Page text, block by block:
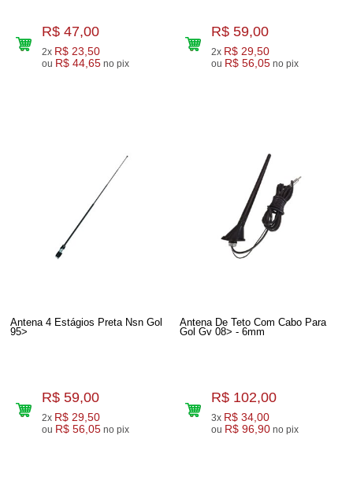
R$ 47,00
2x R$ 23,50
ou R$ 44,65 no pix
R$ 59,00
2x R$ 29,50
ou R$ 56,05 no pix
Antena 4 Estágios Preta Nsn Gol
95>
R$ 59,00
2x R$ 29,50
ou R$ 56,05 no pix
Antena De Teto Com Cabo Para
Gol Gv 08> - 6mm
R$ 102,00
3x R$ 34,00
ou R$ 96,90 no pix